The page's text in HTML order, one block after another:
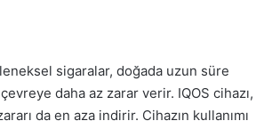
sigaralar, doğada uzun süre
daha az zarar verir. IQOS cihazı,
da en aza indirir. Cihazın kullanımı